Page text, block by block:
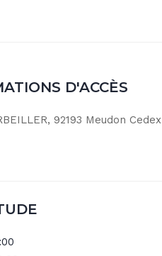
D'ACCÈS
92193 Meudon Cedex